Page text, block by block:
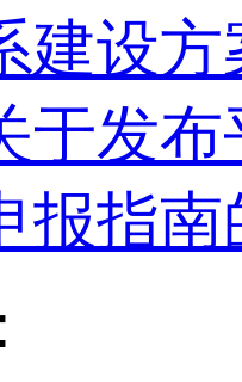
建设
于发
报指南